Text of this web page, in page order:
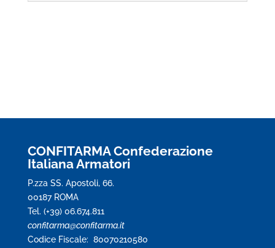
CONFITARMA Confederazione
Italiana Armatori
P.zza SS. Apostoli, 66.
00187 ROMA
Tel. (+39) 06.674.811
confitarma@confitarma.it
Codice Fiscale: 80070210580